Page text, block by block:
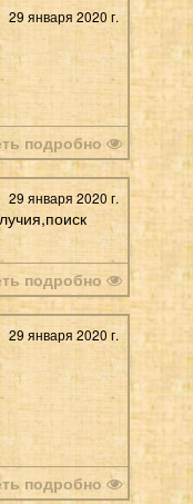
29 января 2020 г.
подробно
29 января 2020 г.
подробно
29 января 2020 г.
подробно